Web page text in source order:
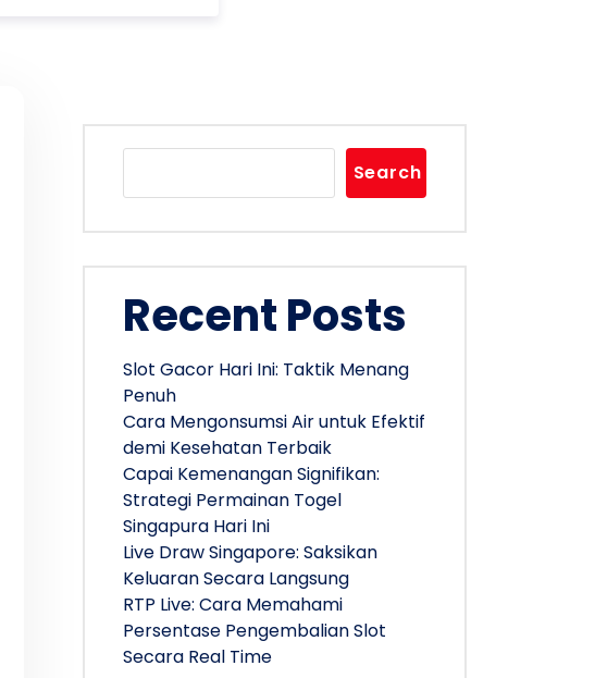
Search
Recent Posts
Slot Gacor Hari Ini: Taktik Menang
Penuh
Cara Mengonsumsi Air untuk Efektif
demi Kesehatan Terbaik
Capai Kemenangan Signifikan:
Strategi Permainan Togel
Singapura Hari Ini
Live Draw Singapore: Saksikan
Keluaran Secara Langsung
RTP Live: Cara Memahami
Persentase Pengembalian Slot
Secara Real Time